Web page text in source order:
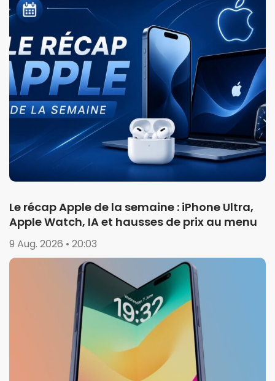
Le récap Apple de la semaine : iPhone Ultra,
Apple Watch, IA et hausses de prix au menu
9 Aug. 2026 • 20:03